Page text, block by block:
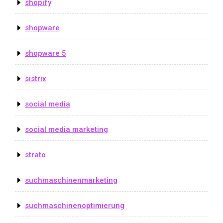
shopify
shopware
shopware 5
sistrix
social media
social media marketing
strato
suchmaschinenmarketing
suchmaschinenoptimierung